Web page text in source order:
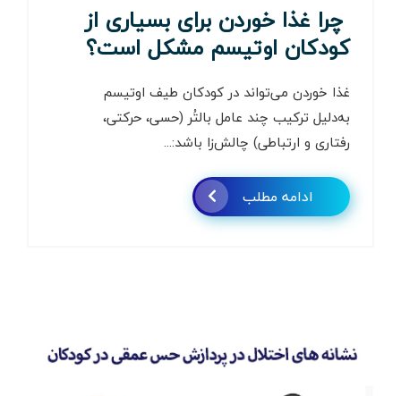
چرا غذا خوردن برای بسیاری از
کودکان اوتیسم مشکل است؟
غذا خوردن می‌تواند در کودکان طیف اوتیسم
به‌دلیل ترکیب چند عامل بالتُر (حسی، حرکتی،
رفتاری و ارتباطی) چالش‌زا باشد:...
ادامه مطلب